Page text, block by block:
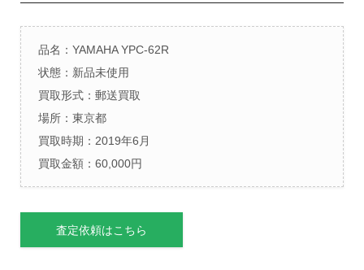
品名：YAMAHA YPC-62R
状態：新品未使用
買取形式：郵送買取
場所：東京都
買取時期：2019年6月
買取金額：60,000円
査定依頼はこちら